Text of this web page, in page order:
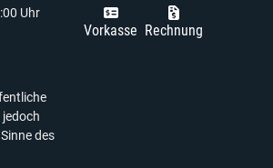
Uhr
des
Vorkasse Rechnung